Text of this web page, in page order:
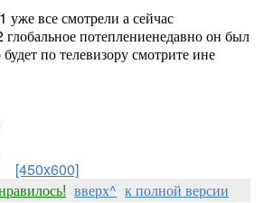
уже все смотрели а сейчас
потеплениенедавно он был
по телевизору смотрите ине
[450x600]
вверх^ к полной версии